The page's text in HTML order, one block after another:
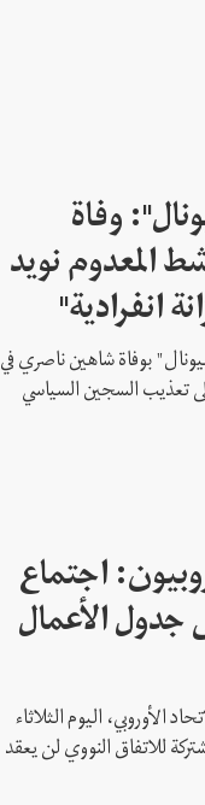
وفاة
المعدوم نويد
انفرادية"
بوفاة شاهين ناصري في
تعذيب السجين السياسي
اجتماع
على جدول الأعمال
الأوروبي، اليوم الثلاثاء
للاتفاق النووي لن يعقد